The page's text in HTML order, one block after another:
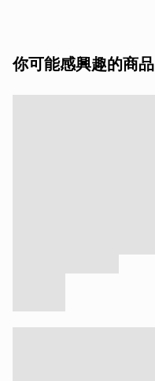
你可能感興趣的商品